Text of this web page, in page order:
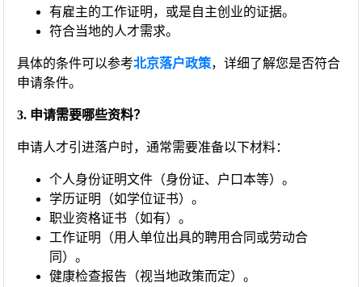
有雇主的工作证明，或是自主创业的证据。
符合当地的人才需求。
具体的条件可以参考北京落户政策，详细了解您是否符合
申请条件。
3. 申请需要哪些资料？
申请人才引进落户时，通常需要准备以下材料：
个人身份证明文件（身份证、户口本等）。
学历证明（如学位证书）。
职业资格证书（如有）。
工作证明（用人单位出具的聘用合同或劳动合
同）。
健康检查报告（视当地政策而定）。